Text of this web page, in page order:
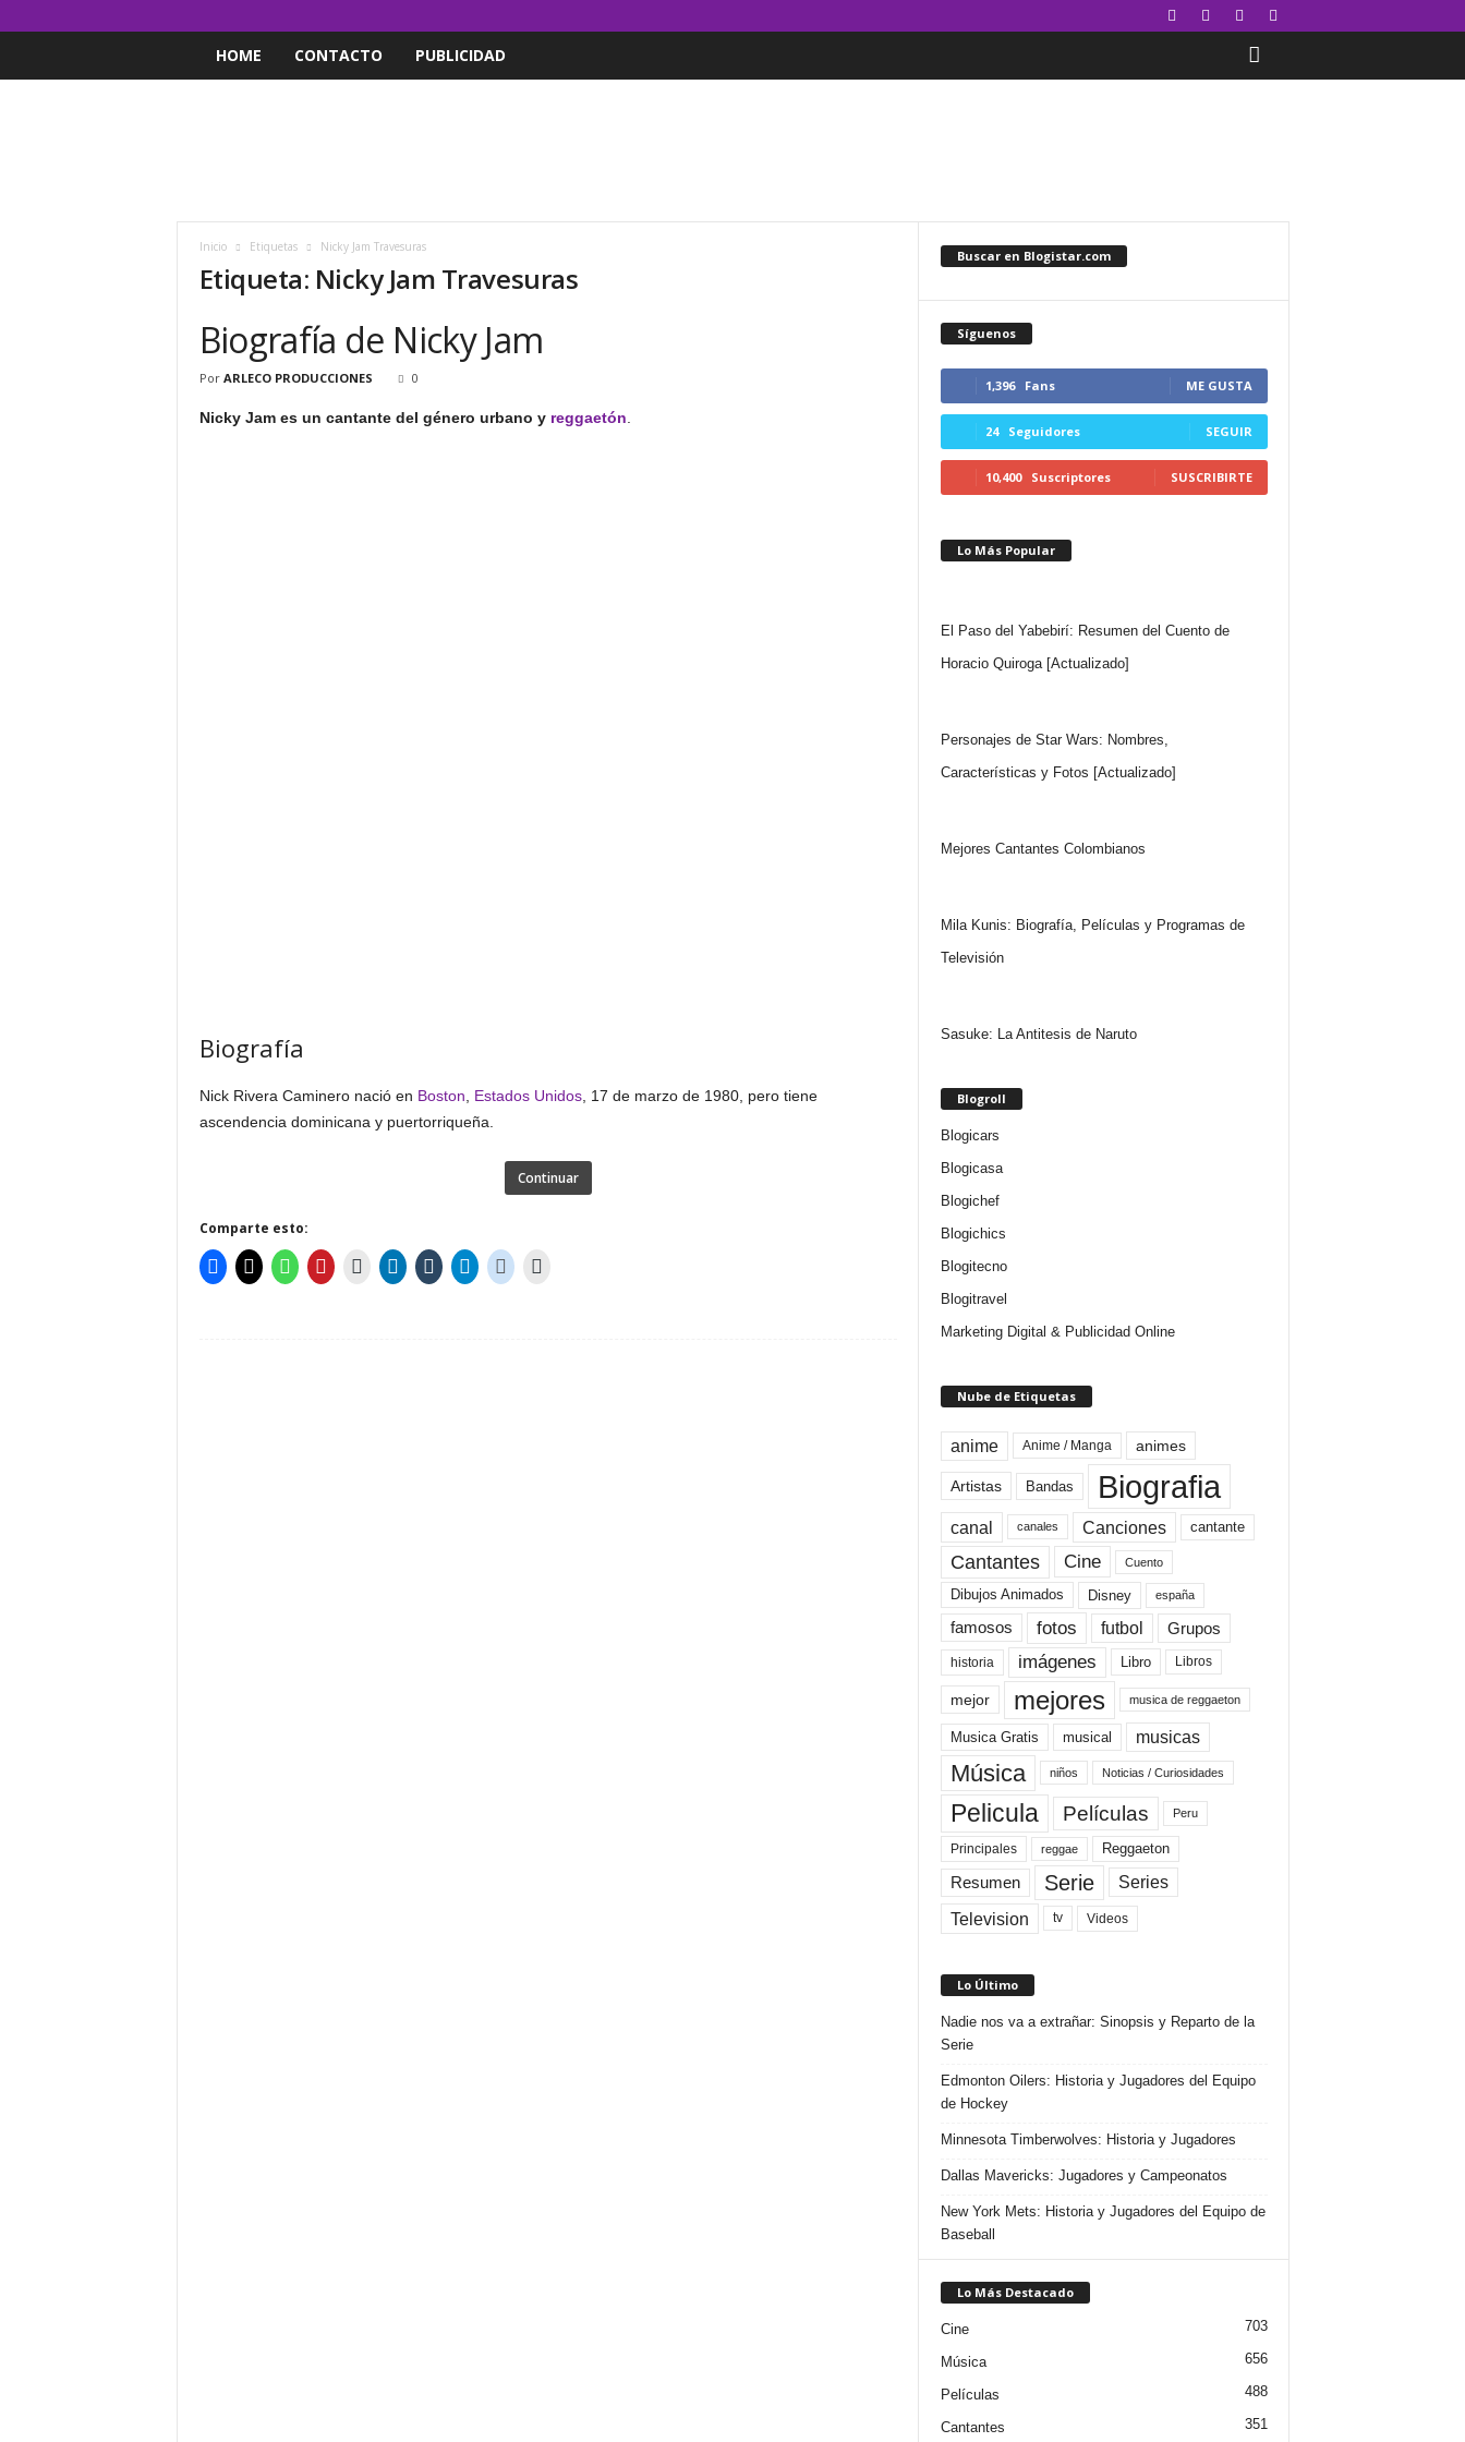
HOME CONTACTO PUBLICIDAD
Inicio Etiquetas Nicky Jam Travesuras
Etiqueta: Nicky Jam Travesuras
Biografía de Nicky Jam
Por ARLECO PRODUCCIONES 0
Nicky Jam es un cantante del género urbano y reggaetón
Biografía
Nick Rivera Caminero nació en Boston Estados Unidos, 17 de marzo de 1980, pero tiene
ascendencia dominicana y puertorriqueña.
Continuar
Comparte esto:
Buscar en Blogistar.com
Síguenos
1,396 Fans ME GUSTA
24 Seguidores SEGUIR
10,400 Suscriptores SUSCRIBIRTE
Lo Más Popular
El Paso del Yabebirí: Resumen del Cuento de
Horacio Quiroga [Actualizado]
Personajes de Star Wars: Nombres,
Características y Fotos [Actualizado]
Mejores Cantantes Colombianos
Mila Kunis: Biografía, Películas y Programas de
Televisión
Sasuke: La Antitesis de Naruto
Blogroll
Blogicars
Blogicasa
Blogichef
Blogichics
Blogitecno
Blogitravel
Marketing Digital & Publicidad Online
Nube de Etiquetas
anime Anime / Manga animes
Artistas Bandas Biografia
canal canales Canciones cantante
Cantantes Cine Cuento
Dibujos Animados Disney españa
famosos fotos futbol Grupos
historia imágenes Libro Libros
mejor mejores musica de reggaeton
Musica Gratis musical musicas
Música niños Noticias / Curiosidades
Pelicula Películas Peru
Principales reggae Reggaeton
Resumen Serie Series
Television tv Videos
Lo Último
Nadie nos va a extrañar: Sinopsis y Reparto de la
Serie
Edmonton Oilers: Historia y Jugadores del Equipo
de Hockey
Minnesota Timberwolves: Historia y Jugadores
Dallas Mavericks: Jugadores y Campeonatos
New York Mets: Historia y Jugadores del Equipo de
Baseball
Lo Más Destacado
Cine 703
Música 656
Películas 488
Cantantes 351